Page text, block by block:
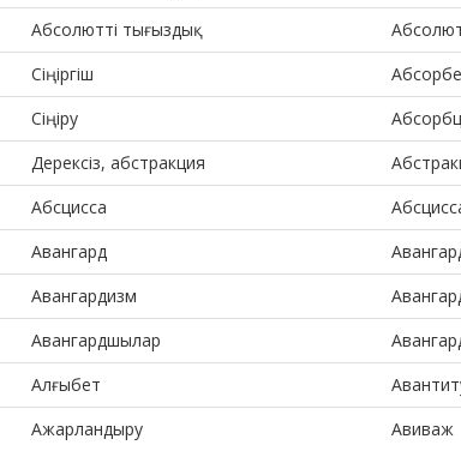
Абсолютті тығыздық
Сіңіргіш
Сіңіру
Дерексіз, абстракция
Абсцисса
Авангард
Авангардизм
Авангардшылар
Алғыбет
Ажарландыру Авиваж